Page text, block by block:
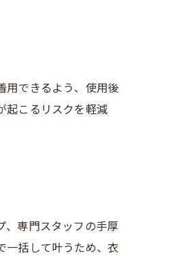
用できるよう、使用後
起こるリスクを軽減
、専門スタッフの手厚
一括して叶うため、衣